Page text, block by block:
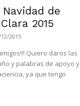
de
2015
2015
Quiero daros las
y palabras de apoyo y
ya que tengo